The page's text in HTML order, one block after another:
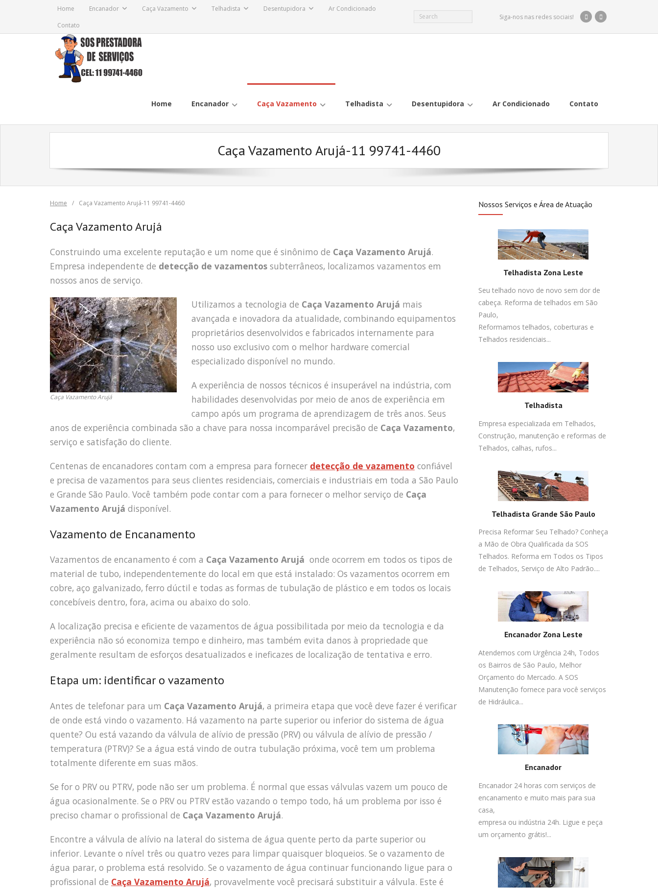
Home Encanador Caça Vazamento Telhadista Desentupidora
Ar Condicionado
Contato
Siga-nos nas redes sociais!
Home Encanador Caça Vazamento Telhadista Desentupidora Ar Condicionado Contato
Caça Vazamento Arujá-11 99741-4460
Home / Caça Vazamento Arujá-11 99741-4460
Caça Vazamento Arujá
Construindo uma excelente reputação e um nome que é sinônimo de Caça Vazamento Arujá.
Empresa independente de detecção de vazamentos subterrâneos, localizamos vazamentos em
nossos anos de serviço.
Caça Vazamento Arujá
Utilizamos a tecnologia de Caça Vazamento Arujá mais
avançada e inovadora da atualidade, combinando equipamentos
proprietários desenvolvidos e fabricados internamente para
nosso uso exclusivo com o melhor hardware comercial
especializado disponível no mundo.
A experiência de nossos técnicos é insuperável na indústria, com
habilidades desenvolvidas por meio de anos de experiência em
campo após um programa de aprendizagem de três anos. Seus
anos de experiência combinada são a chave para nossa incomparável precisão de Caça Vazamento,
serviço e satisfação do cliente.
Centenas de encanadores contam com a empresa para fornecer detecção de vazamento confiável
e precisa de vazamentos para seus clientes residenciais, comerciais e industriais em toda a São Paulo
e Grande São Paulo. Você também pode contar com a para fornecer o melhor serviço de Caça
Vazamento Arujá disponível.
Vazamento de Encanamento
Vazamentos de encanamento é com a Caça Vazamento Arujá onde ocorrem em todos os tipos de
material de tubo, independentemente do local em que está instalado: Os vazamentos ocorrem em
cobre, aço galvanizado, ferro dúctil e todas as formas de tubulação de plástico e em todos os locais
concebíveis dentro, fora, acima ou abaixo do solo.
A localização precisa e eficiente de vazamentos de água possibilitada por meio da tecnologia e da
experiência não só economiza tempo e dinheiro, mas também evita danos à propriedade que
geralmente resultam de esforços desatualizados e ineficazes de localização de tentativa e erro.
Etapa um: identificar o vazamento
Antes de telefonar para um Caça Vazamento Arujá, a primeira etapa que você deve fazer é verificar
de onde está vindo o vazamento. Há vazamento na parte superior ou inferior do sistema de água
quente? Ou está vazando da válvula de alívio de pressão (PRV) ou válvula de alívio de pressão /
temperatura (PTRV)? Se a água está vindo de outra tubulação próxima, você tem um problema
totalmente diferente em suas mãos.
Se for o PRV ou PTRV, pode não ser um problema. É normal que essas válvulas vazem um pouco de
água ocasionalmente. Se o PRV ou PTRV estão vazando o tempo todo, há um problema por isso é
preciso chamar o profissional de Caça Vazamento Arujá.
Encontre a válvula de alívio na lateral do sistema de água quente perto da parte superior ou
inferior. Levante o nível três ou quatro vezes para limpar quaisquer bloqueios. Se o vazamento de
água parar, o problema está resolvido. Se o vazamento de água continuar funcionando ligue para o
profissional de Caça Vazamento Arujá, provavelmente você precisará substituir a válvula. Este é
Nossos Serviços e Área de Atuação
Telhadista Zona Leste
Seu telhado novo de novo sem dor de
cabeça. Reforma de telhados em São
Paulo,
Reformamos telhados, coberturas e
Telhados residenciais...
Telhadista
Empresa especializada em Telhados,
Construção, manutenção e reformas de
Telhados, calhas, rufos...
Telhadista Grande São Paulo
Precisa Reformar Seu Telhado? Conheça
a Mão de Obra Qualificada da SOS
Telhados. Reforma em Todos os Tipos
de Telhados, Serviço de Alto Padrão....
Encanador Zona Leste
Atendemos com Urgência 24h, Todos
os Bairros de São Paulo, Melhor
Orçamento do Mercado. A SOS
Manutenção fornece para você serviços
de Hidráulica...
Encanador
Encanador 24 horas com serviços de
encanamento e muito mais para sua
casa,
empresa ou indústria 24h. Ligue e peça
um orçamento grátis!...